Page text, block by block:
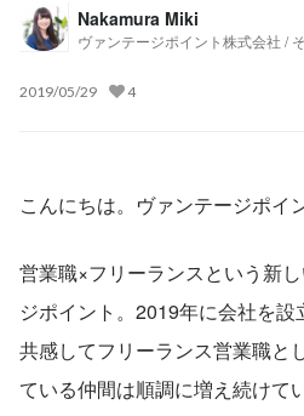
Nakamura Miki
ヴァンテージポイント株式会社 /
2019/05/29 4
こんにちは。ヴァンテージポイ
営業職×フリーランスという新
ジポイント。2019年に会社を
共感してフリーランス営業職と
ている仲間は順調に増え続けて